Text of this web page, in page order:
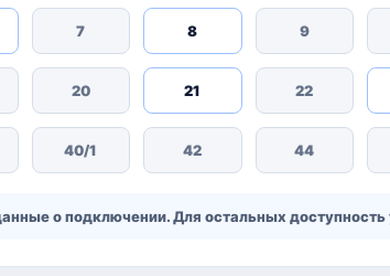
7 8 9
20 21 22
40/1 42 44
о подключении. Для остальных доступность